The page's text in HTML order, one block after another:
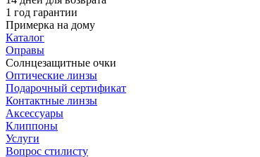
1 год гарантии
Примерка на дому
Каталог
Оправы
Солнцезащитные очки
Оптические линзы
Подарочный сертификат
Контактные линзы
Аксессуары
Клиппоны
Услуги
Вопрос стилисту